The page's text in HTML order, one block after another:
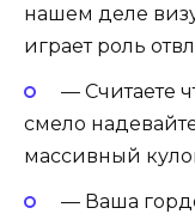
нашем деле
играет роль
— Считаете
смело
массивный
— Ваша